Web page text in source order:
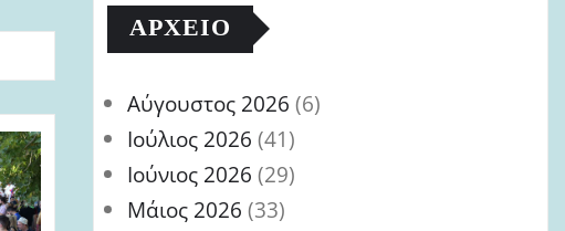
ΑΡΧΕΊΟ
Αύγουστος 2026 (6)
Ιούλιος 2026 (41)
Ιούνιος 2026 (29)
Μάιος 2026 (33)